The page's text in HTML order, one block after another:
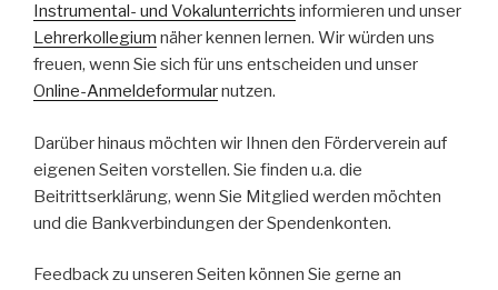
Instrumental- und Vokalunterrichts informieren und unser
Lehrerkollegium näher kennen lernen. Wir würden uns
freuen, wenn Sie sich für uns entscheiden und unser
Online-Anmeldeformularnutzen.
Darüber hinaus möchten wir Ihnen den Förderverein auf
eigenen Seiten vorstellen. Sie finden u.a. die
Beitrittserklärung, wenn Sie Mitglied werden möchten
und die Bankverbindungen der Spendenkonten.
Feedback zu unseren Seiten können Sie gerne an